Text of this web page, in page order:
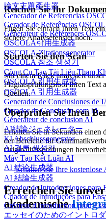
論文主題產生器
Generador de Referencias
Gerador de Referências
Générateur de Références
OSCOLA引用生成器
OSCOLA-Zitationsgenerator
OSCOLA 참조 생성기
Công Cụ Tạo Tài Liệu Tham
OSCOLA 引用生成器
OSCOLA 引用生成器
Generador de Conclusiones de
Gerador de Conclusão com IA
Générateur de conclusion AI
AI結論ジェネレーター
KI Abschlussgenerator
AI 결론 생성기
Máy Tạo Kết Luận AI
AI 结论生成器
AI 結論生成器
Creador de Introducciones para
Criador de Introduções para
Créateur d'Introduction pour
エッセイのためのイントロ
Reichen Sie Ihr
Fügen Sie einfach Ihren Text
sichere Analysefenster hoch.
Starten Sie den Scan
Mit einem Klick analysiert
Plagiatsprüfungstool Ihren Text
Quellen.
Überprüfen Sie Ihren
Erhalten Sie in Sekunden einen
der Bereiche für
Originalitätsprüfungen
Erhalten Sie Ihre kostenlose
Erreichen Sie
akademische